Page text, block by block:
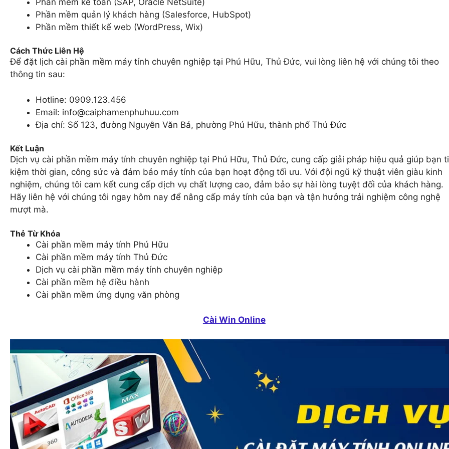
Phần mềm quản lý khách hàng (Salesforce, HubSpot)
Phần mềm thiết kế web (WordPress, Wix)
Cách Thức Liên Hệ
Để đặt lịch cài phần mềm máy tính chuyên nghiệp tại Phú Hữu, Thủ Đức, vui lòng liên hệ với chúng tôi theo
thông tin sau:
Hotline: 0909.123.456
Email: info@caiphamenphuhuu.com
Địa chỉ: Số 123, đường Nguyễn Văn Bá, phường Phú Hữu, thành phố Thủ Đức
Kết Luận
Dịch vụ cài phần mềm máy tính chuyên nghiệp tại Phú Hữu, Thủ Đức, cung cấp giải pháp hiệu quả giúp bạn
kiệm thời gian, công sức và đảm bảo máy tính của bạn hoạt động tối ưu. Với đội ngũ kỹ thuật viên giàu kinh
nghiệm, chúng tôi cam kết cung cấp dịch vụ chất lượng cao, đảm bảo sự hài lòng tuyệt đối của khách hàng.
Hãy liên hệ với chúng tôi ngay hôm nay để nâng cấp máy tính của bạn và tận hưởng trải nghiệm công nghệ
mượt mà.
Thẻ Từ Khóa
Cài phần mềm máy tính Phú Hữu
Cài phần mềm máy tính Thủ Đức
Dịch vụ cài phần mềm máy tính chuyên nghiệp
Cài phần mềm hệ điều hành
Cài phần mềm ứng dụng văn phòng
Cài Win Online